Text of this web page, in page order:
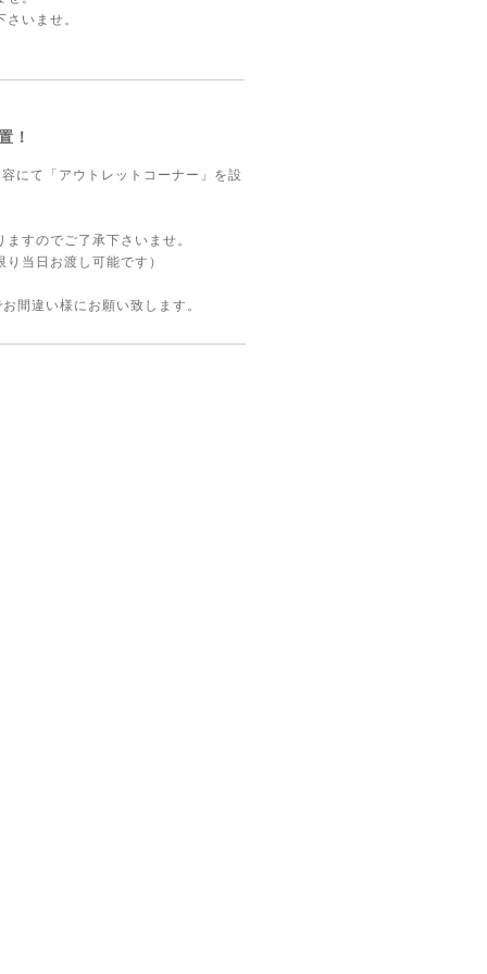
いませ。
！
にて「アウトレットコーナー」を設
すのでご了承下さいませ。
当日お渡し可能です）
間違い様にお願い致します。